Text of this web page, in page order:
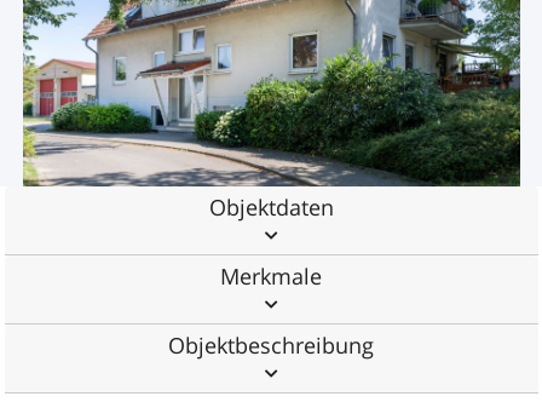
Objektdaten
Merkmale
Objektbeschreibung